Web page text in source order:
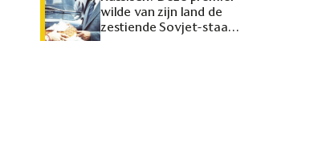
wilde van zijn land de
zestiende Sovjet-staat
maken